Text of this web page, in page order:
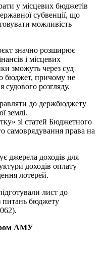
у місцевих бюджетів
субвенції, що
можливість
значно розширює
і місцевих
зможуть через суд
бюджет, причому не
судового розгляду.
до держбюджету
землі.
зі статей Бюджетного
самоврядування права на
джерела доходів для
доходів оплату
лотерей.
лист до
питань бюджету
АМУ